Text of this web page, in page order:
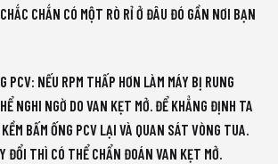
CHẮN CÓ MỘT RÒ RỈ Ở ĐÂU ĐÓ GẦN NƠI BẠN
PCV: NẾU RPM THẤP HƠN LÀM MÁY BỊ RUNG
NGHI NGỜ DO VAN KẸT MỞ. ĐỂ KHẲNG ĐỊNH TA
BẤM ỐNG PCV LẠI VÀ QUAN SÁT VÒNG TUA.
ĐỔI THÌ CÓ THỂ CHẨN ĐOÁN VAN KẸT MỞ.